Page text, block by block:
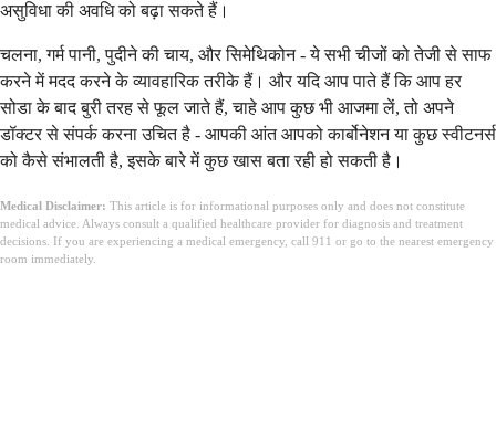
असुविधा की अवधि को बढ़ा सकते हैं।
चलना, गर्म पानी, पुदीने की चाय, और सिमेथिकोन - ये सभी चीजों को तेजी से साफ
करने में मदद करने के व्यावहारिक तरीके हैं। और यदि आप पाते हैं कि आप हर
सोडा के बाद बुरी तरह से फूल जाते हैं, चाहे आप कुछ भी आजमा लें, तो अपने
डॉक्टर से संपर्क करना उचित है - आपकी आंत आपको कार्बोनेशन या कुछ स्वीटनर्स
को कैसे संभालती है, इसके बारे में कुछ खास बता रही हो सकती है।
Medical Disclaimer: This article is for informational purposes only and does not constitute
medical advice. Always consult a qualified healthcare provider for diagnosis and treatment
decisions. If you are experiencing a medical emergency, call 911 or go to the nearest emergency
room immediately.